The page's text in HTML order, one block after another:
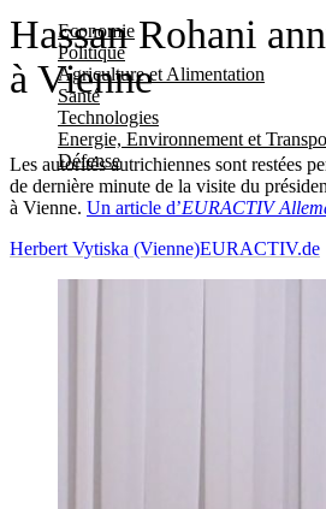
Economie
Politique
Agriculture et Alimentation
Santé
Technologies
Energie, Environnement et
Défense
Hassan Rohani
à Vienne
Les autorités autrichiennes sont restées
de dernière minute de la visite du
à Vienne. Un article d’EURACTIV
Herbert Vytiska (Vienne)EURACTIV.de